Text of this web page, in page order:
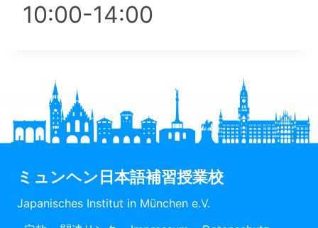
10:00-14:00
ミュンヘン日本語補習授業校
Japanisches Institut in München e.V.